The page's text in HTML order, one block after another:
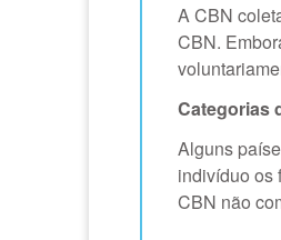
A CBN
CBN.
Categorias
Alguns
indivíduo os
CBN não